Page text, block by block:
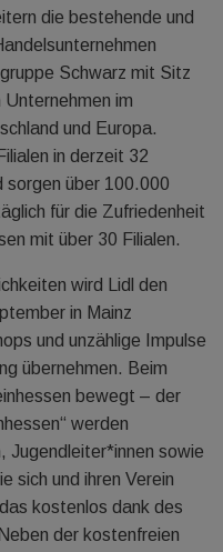
die bestehende und
Schwarz mit Sitz
im
und Europa.
in derzeit 32
sorgen über 100.000
für die Zufriedenheit
mit über 30 Filialen.
wird Lidl den
in Mainz
und unzählige Impulse
übernehmen. Beim
bewegt – der
werden
Jugendleiter*innen sowie
sich und ihren Verein
kostenlos dank des
der kostenfreien